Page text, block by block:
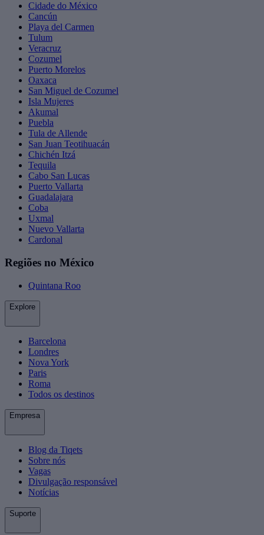
Cidade do México
Cancún
Playa del Carmen
Tulum
Veracruz
Cozumel
Puerto Morelos
Oaxaca
San Miguel de Cozumel
Isla Mujeres
Akumal
Puebla
Tula de Allende
San Juan Teotihuacán
Chichén Itzá
Tequila
Cabo San Lucas
Puerto Vallarta
Guadalajara
Coba
Uxmal
Nuevo Vallarta
Cardonal
Regiões no México
Quintana Roo
Explore
Barcelona
Londres
Nova York
Paris
Roma
Todos os destinos
Empresa
Blog da Tiqets
Sobre nós
Vagas
Divulgação responsável
Notícias
Suporte